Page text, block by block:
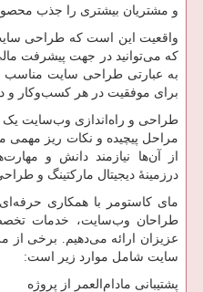
و مشتریان بیشتری را جذب
واقعیت این است که طراحی
که می‌توانید در جهت پیشرفت
به عبارتی طراحی سایت مناسب
برای موفقیت در هر کسب‌وکار و
طراحی و راه‌اندازی وب‌سایت یک
مراحل پیچیده و نکات ریز مهمی
از آن‌ها نیازمند دانش و
درزمینهٔ دیجیتال مارکتینگ و
مای کاستومر با همکاری
طراحان وب‌سایت، خدمات
عزیزان ارائه می‌دهیم. برخی از
سایت شامل موارد زیر است:
پشتیبانی مادام‌العمر از پروژه